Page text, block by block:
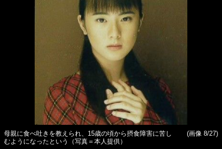
母親に食べ吐きを教えられ、15歳の頃から摂食障害に苦し
むようになったという（写真＝本人提供）
(画像 8/27)